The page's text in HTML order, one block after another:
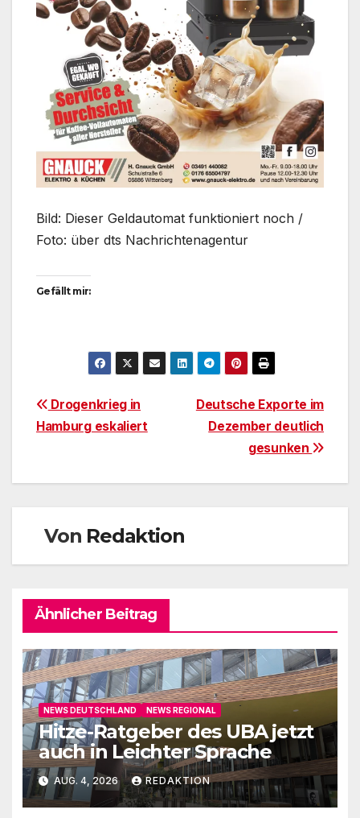
Bild: Dieser Geldautomat funktioniert noch /
Foto: über dts Nachrichtenagentur
Gefällt mir:
Beitragsnavigation
Deutsche Exporte im
Dezember deutlich
gesunken
Drogenkrieg in
Hamburg eskaliert
Von Redaktion
Ähnlicher Beitrag
NEWS DEUTSCHLAND NEWS REGIONAL
Hitze-Ratgeber des UBA jetzt
auch in Leichter Sprache
AUG. 4, 2026 REDAKTION